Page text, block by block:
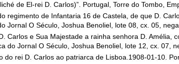
de El-rei D. Carlos)”. Portugal, Torre do Tombo,
regimento de Infantaria 16 de Castela, de que D.
Jornal O Século, Joshua Benoliel, lote 08, cx. 05,
Carlos e Sua Majestade a rainha senhora D.
do Jornal O Século, Joshua Benoliel, lote 12, cx. 07,
do rei D. Carlos ao patriarca de Lisboa.1908-01-10.